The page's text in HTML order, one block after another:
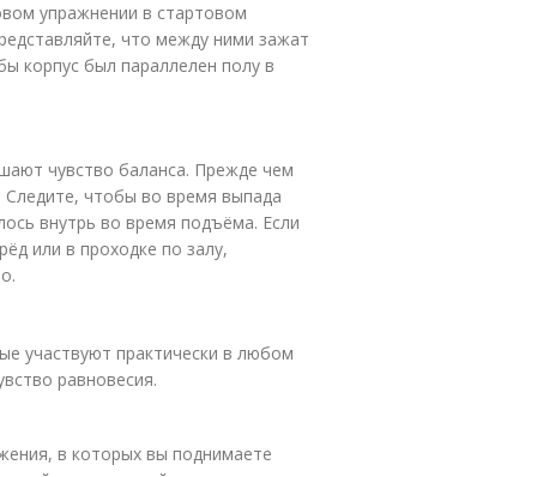
упражнении в стартовом
что между ними зажат
корпус был параллелен полу в
чувство баланса. Прежде чем
Следите, чтобы во время выпада
внутрь во время подъёма. Если
или в проходке по залу,
участвуют практически в любом
равновесия.
в которых вы поднимаете